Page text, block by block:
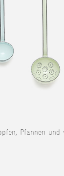
Pfannen und